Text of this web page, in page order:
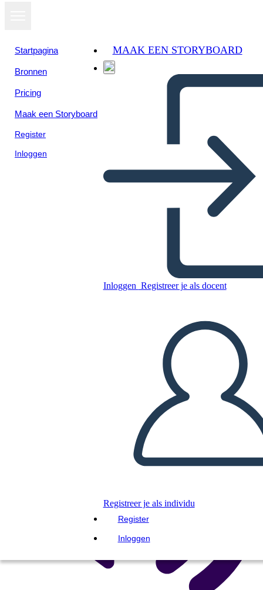
Startpagina
Bronnen
Pricing
Maak een Storyboard
Register
Inloggen
MAAK EEN STORYBOARD
Inloggen Registreer je als docent
Registreer je als individu
Register
Inloggen
DIAVOORSTELLING AFSPELEN
LEES MIJ VOOR